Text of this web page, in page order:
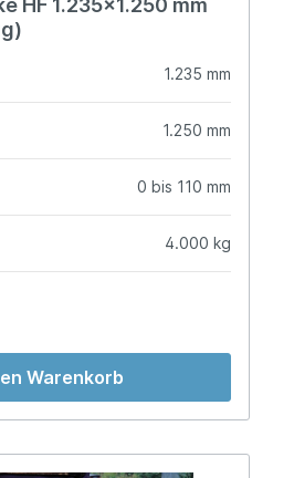
HF 1.235x1.250 mm
1.235 mm
1.250 mm
0 bis 110 mm
4.000 kg
Warenkorb